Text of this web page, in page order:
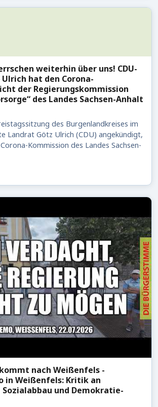
weiterhin über uns! CDU-
hat den Corona-
der Regierungskommission
des Landes Sachsen-Anhalt
des Burgenlandkreises im
Landrat Götz Ulrich (CDU) angekündigt,
Kommission des Landes Sachsen-
nach Weißenfels -
in Weißenfels: Kritik an
und Demokratie-